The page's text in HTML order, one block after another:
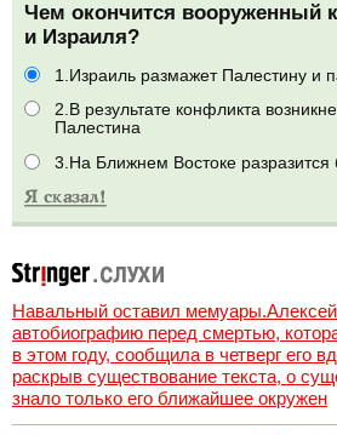
Чем окончится вооруженный
и Израиля?
1.Израиль размажет Палестину и
2.В результате конфликта
Палестина
3.На Ближнем Востоке
Навальный оставил
автобиографию перед смертью,
в этом году, сообщила в четверг его
раскрыв существование текста, о
знало только его ближайшее окружен